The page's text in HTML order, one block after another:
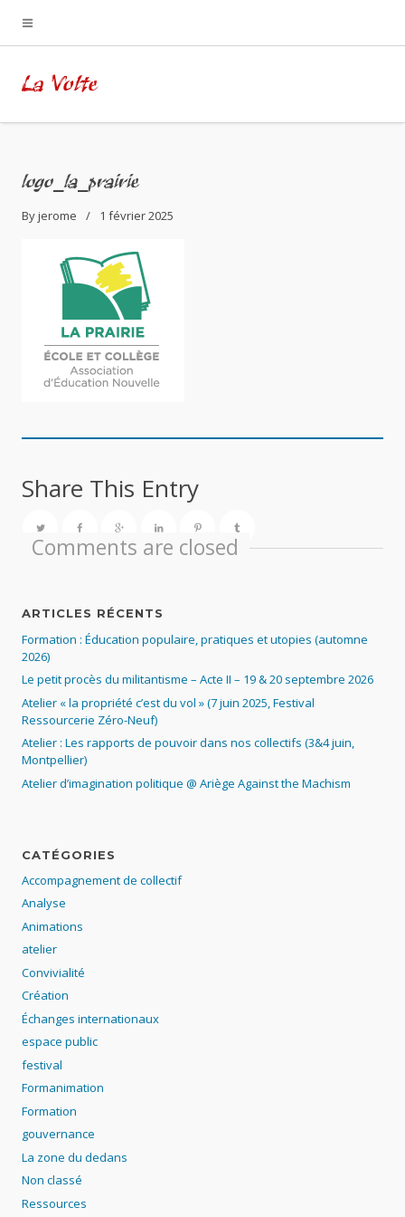
La Volte
logo_la_prairie
Byjerome 1 février 2025
Share This Entry
Comments are closed
ARTICLES RÉCENTS
Formation : Éducation populaire, pratiques et utopies (automne
2026)
Le petit procès du militantisme – Acte II – 19 & 20 septembre 2026
Atelier « la propriété c’est du vol » (7 juin 2025, Festival
Ressourcerie Zéro-Neuf)
Atelier : Les rapports de pouvoir dans nos collectifs (3&4 juin,
Montpellier)
Atelier d’imagination politique @ Ariège Against the Machism
CATÉGORIES
Accompagnement de collectif
Analyse
Animations
atelier
Convivialité
Création
Échanges internationaux
espace public
festival
Formanimation
Formation
gouvernance
La zone du dedans
Non classé
Ressources